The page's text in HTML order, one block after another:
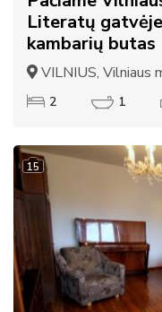
Literatų
kambarių butas
VILNIUS, Vilniaus
2 1
15